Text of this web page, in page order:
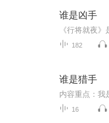
谁是凶手
182
谁是猎手
16